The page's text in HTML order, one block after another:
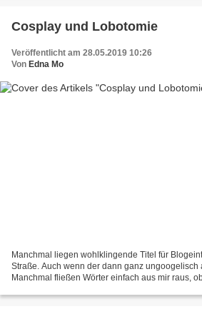
Cosplay und Lobotomie
Veröffentlicht am 28.05.2019 10:26
Von Edna Mo
Manchmal liegen wohlklingende Titel für
Straße. Auch wenn der dann ganz ungoogelisch
Manchmal fließen Wörter einfach aus mir raus,